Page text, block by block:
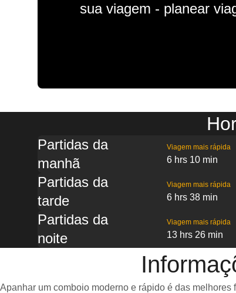
sua viagem - planear
Partidas da
manhã
Viagem mais rápida
6 hrs 10 min
Partidas da
tarde
Viagem mais rápida
6 hrs 38 min
Partidas da
noite
Viagem mais rápida
13 hrs 26 min
Apanhar um comboio moderno e rápido é das